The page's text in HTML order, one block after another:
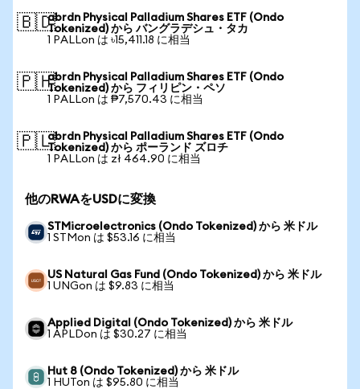
🇧🇩abrdn Physical Palladium Shares ETF (Ondo
Tokenized) から バングラデシュ・タカ
1 PALLon は ৳15,411.18 に相当
🇵🇭abrdn Physical Palladium Shares ETF (Ondo
Tokenized) から フィリピン・ペソ
1 PALLon は ₱7,570.43 に相当
🇵🇱abrdn Physical Palladium Shares ETF (Ondo
Tokenized) から ポーランド ズロチ
1 PALLon は zł 464.90 に相当
他のRWAをUSDに変換
STMicroelectronics (Ondo Tokenized) から 米ドル
1 STMon は $53.16 に相当
US Natural Gas Fund (Ondo Tokenized) から 米ドル
1 UNGon は $9.83 に相当
Applied Digital (Ondo Tokenized) から 米ドル
1 APLDon は $30.27 に相当
Hut 8 (Ondo Tokenized) から 米ドル
1 HUTon は $95.80 に相当